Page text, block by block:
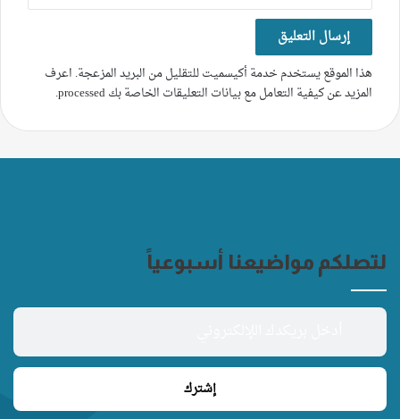
هذا الموقع يستخدم خدمة أكيسميت للتقليل من البريد المزعجة. اعرف
المزيد عن كيفية التعامل مع بيانات التعليقات الخاصة بك processed
.
لتصلكم مواضيعنا أسبوعياً